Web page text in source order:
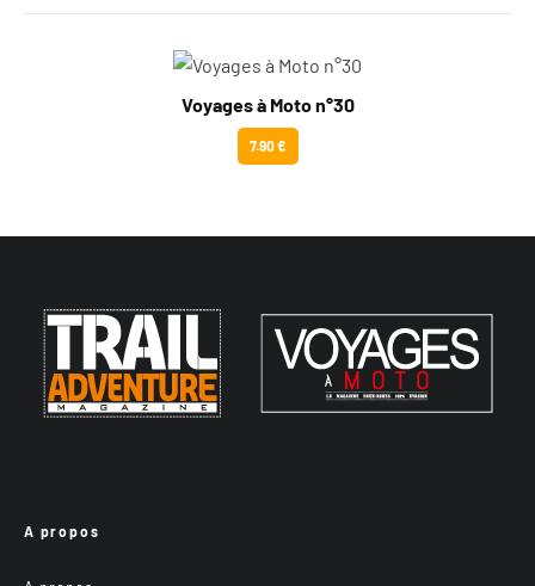
Voyages à Moto n°30
7.90 €
A propos